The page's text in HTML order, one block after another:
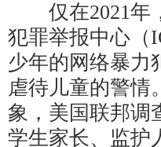
仅在2021年，
犯罪举报中心（
少年的网络暴力
虐待儿童的警情
象，美国联邦调
学生家长、监护